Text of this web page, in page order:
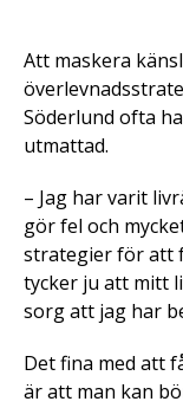
Att maskera
Söderlund ofta
utmattad.
– Jag har varit
gör fel och
strategier för att
tycker ju att mitt
sorg att jag har
Det fina med att
är att man kan